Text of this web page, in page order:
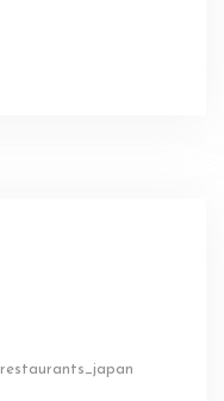
restaurants_japan